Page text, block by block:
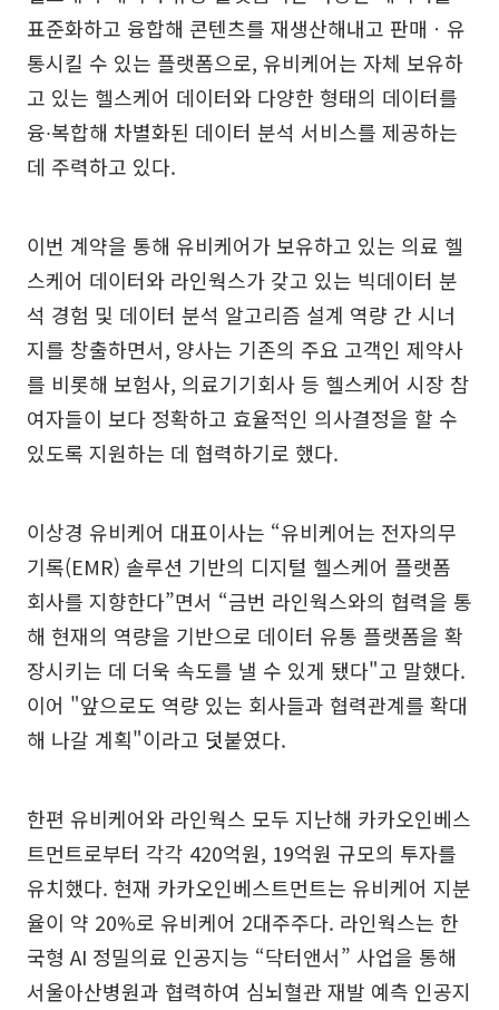
표준화하고 융합해 콘텐츠를 재생산해내고 판매ㆍ유
통시킬 수 있는 플랫폼으로, 유비케어는 자체 보유하
고 있는 헬스케어 데이터와 다양한 형태의 데이터를
융∙복합해 차별화된 데이터 분석 서비스를 제공하는
데 주력하고 있다.
이번 계약을 통해 유비케어가 보유하고 있는 의료 헬
스케어 데이터와 라인웍스가 갖고 있는 빅데이터 분
석 경험 및 데이터 분석 알고리즘 설계 역량 간 시너
지를 창출하면서, 양사는 기존의 주요 고객인 제약사
를 비롯해 보험사, 의료기기회사 등 헬스케어 시장 참
여자들이 보다 정확하고 효율적인 의사결정을 할 수
있도록 지원하는 데 협력하기로 했다.
이상경 유비케어 대표이사는 “유비케어는 전자의무
기록(EMR) 솔루션 기반의 디지털 헬스케어 플랫폼
회사를 지향한다”면서 “금번 라인웍스와의 협력을 통
해 현재의 역량을 기반으로 데이터 유통 플랫폼을 확
장시키는 데 더욱 속도를 낼 수 있게 됐다"고 말했다.
이어 "앞으로도 역량 있는 회사들과 협력관계를 확대
해 나갈 계획"이라고 덧붙였다.
한편 유비케어와 라인웍스 모두 지난해 카카오인베스
트먼트로부터 각각 420억원, 19억원 규모의 투자를
유치했다. 현재 카카오인베스트먼트는 유비케어 지분
율이 약 20%로 유비​케어 2대주주다. 라인웍스는 한
국형 AI 정밀의료 인공지능 “닥터앤서” 사업을 통해
서울아산병원과 협력하여 심뇌혈관 재발 예측 인공지